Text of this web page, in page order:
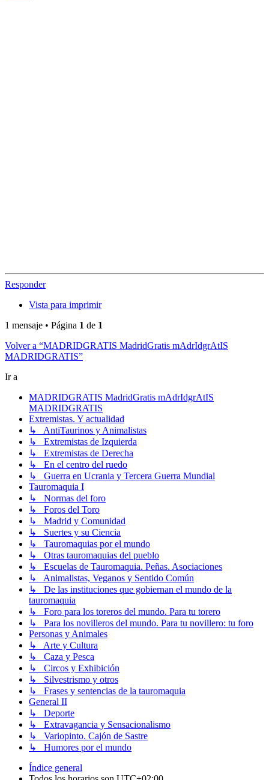
Responder
Vista para imprimir
1 mensaje • Página 1 de 1
Volver a “MADRIDGRATIS MadridGratis mAdrIdgrAtIS
MADRIDGRATIS”
Ir a
MADRIDGRATIS MadridGratis mAdrIdgrAtIS
MADRIDGRATIS
Extremistas. Y actualidad
↳ AntiTaurinos y Animalistas
↳ Extremistas de Izquierda
↳ Extremistas de Derecha
↳ En el centro del ruedo
↳ Guerra en Ucrania y Tercera Guerra Mundial
Tauromaquia I
↳ Normas del foro
↳ Foros del Toro
↳ Madrid y Comunidad
↳ Suertes y su Ciencia
↳ Tauromaquias por el mundo
↳ Otras tauromaquias del pueblo
↳ Escuelas de Tauromaquia. Peñas. Asociaciones
↳ Animalistas, Veganos y Sentido Común
↳ De las instituciones que gobiernan el mundo de la
tauromaquia
↳ Foro para los toreros del mundo. Para tu torero
↳ Para los novilleros del mundo. Para tu novillero: tu foro
Personas y Animales
↳ Arte y Cultura
↳ Caza y Pesca
↳ Circos y Exhibición
↳ Silvestrismo y otros
↳ Frases y sentencias de la tauromaquia
General II
↳ Deporte
↳ Extravagancia y Sensacionalismo
↳ Variopinto. Cajón de Sastre
↳ Humores por el mundo
Índice general